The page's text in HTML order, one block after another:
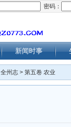
密码：
新闻时事
全州志 > 第五卷 农业